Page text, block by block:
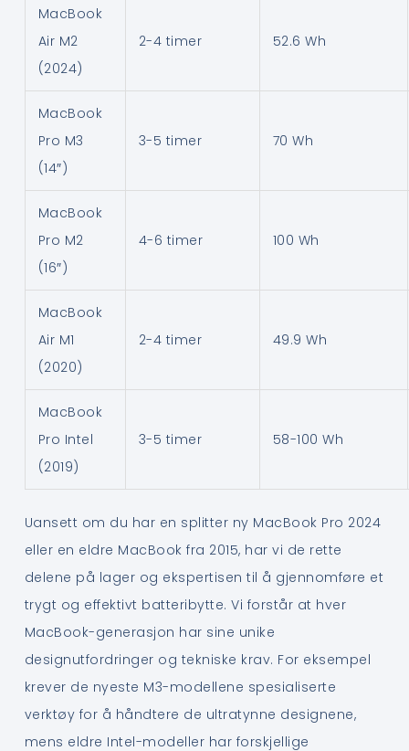
MacBook
Air M2
(2024)
2-4 timer 52.6 Wh
MacBook
Pro M3
(14″)
3-5 timer 70 Wh
MacBook
Pro M2
(16″)
4-6 timer 100 Wh
MacBook
Air M1
(2020)
2-4 timer 49.9 Wh
MacBook
Pro Intel
(2019)
3-5 timer 58-100 Wh
Uansett om du har en splitter ny MacBook Pro 2024
eller en eldre MacBook fra 2015, har vi de rette
delene på lager og ekspertisen til å gjennomføre et
trygt og effektivt batteribytte. Vi forstår at hver
MacBook-generasjon har sine unike
designutfordringer og tekniske krav. For eksempel
krever de nyeste M3-modellene spesialiserte
verktøy for å håndtere de ultratynne designene,
mens eldre Intel-modeller har forskjellige